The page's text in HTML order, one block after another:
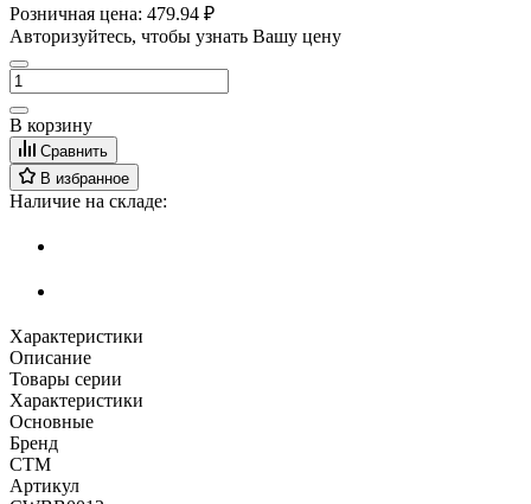
Розничная цена: 479.94 ₽
Авторизуйтесь, чтобы узнать Вашу цену
В корзину
Сравнить
В избранное
Наличие на складе:
Характеристики
Описание
Товары серии
Характеристики
Основные
Бренд
СТМ
Артикул